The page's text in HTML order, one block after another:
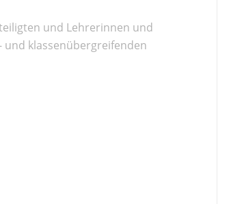
und Lehrerinnen und
klassenübergreifenden